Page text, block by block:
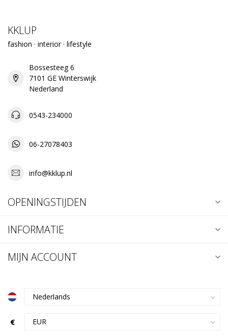
KKLUP
fashion · interior · lifestyle
Bossesteeg 6
7101 GE Winterswijk
Nederland
0543-234000
06-27078403
info@kklup.nl
OPENINGSTIJDEN
INFORMATIE
MIJN ACCOUNT
€